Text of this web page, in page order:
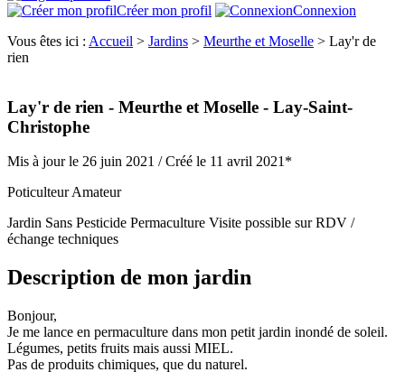
Créer mon profil
Connexion
Vous êtes ici : Accueil > Jardins > Meurthe et Moselle > Lay'r de
rien
Lay'r de rien - Meurthe et Moselle - Lay-Saint-
Christophe
Mis à jour le 26 juin 2021 /Créé le 11 avril 2021*
Poticulteur Amateur
Jardin Sans Pesticide Permaculture Visite possible sur RDV /
échange techniques
Description de mon jardin
Bonjour,
Je me lance en permaculture dans mon petit jardin inondé de soleil.
Légumes, petits fruits mais aussi MIEL.
Pas de produits chimiques, que du naturel.